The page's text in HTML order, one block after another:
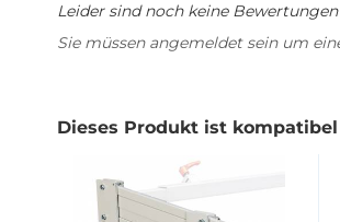
Leider sind noch keine
Sie müssen angemeldet sein um
Dieses Produkt ist kompatibel